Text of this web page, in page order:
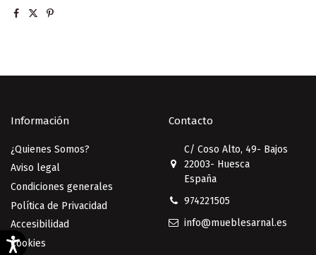
Información
¿Quienes Somos?
Aviso legal
Condiciones generales
Política de Privacidad
Accesibilidad
Cookies
Contacto
C/ Coso Alto, 49- Bajos
22003- Huesca
España
974221505
info@mueblesarnal.es